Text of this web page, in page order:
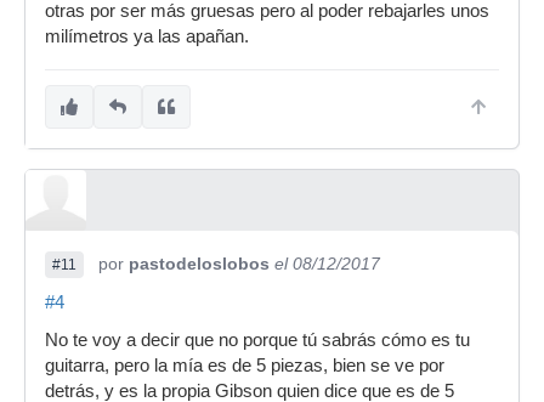
otras por ser más gruesas pero al poder rebajarles unos
milímetros ya las apañan.
#11 por pastodeloslobos el 08/12/2017
#4
No te voy a decir que no porque tú sabrás cómo es tu
guitarra, pero la mía es de 5 piezas, bien se ve por
detrás, y es la propia Gibson quien dice que es de 5